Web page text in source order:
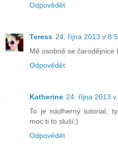
Odpovědět
Teress 24. října 2013 v
Mě osobně se čarodějnice
Odpovědět
Katherine 24. října 2013
To je nádherný tutorial,
moc ti to sluší;)
Odpovědět